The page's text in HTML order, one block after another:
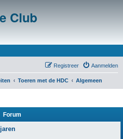
Club
Aanmelden
Registreer
Toeren met de HDC Algemeen
Forum